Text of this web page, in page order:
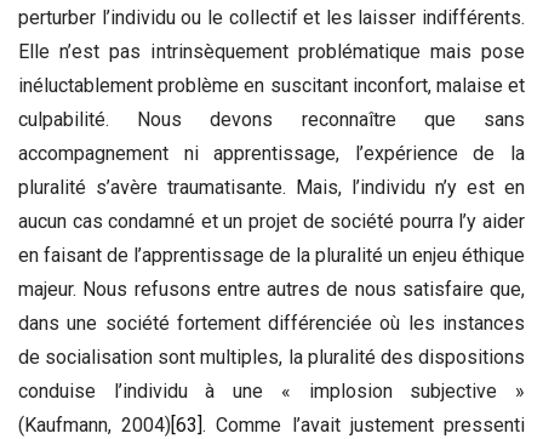
perturber l’individu ou le collectif et les laisser indifférents.
Elle n’est pas intrinsèquement problématique mais pose
inéluctablement problème en suscitant inconfort, malaise et
culpabilité. Nous devons reconnaître que sans
accompagnement ni apprentissage, l’expérience de la
pluralité s’avère traumatisante. Mais, l’individu n’y est en
aucun cas condamné et un projet de société pourra l’y aider
en faisant de l’apprentissage de la pluralité un enjeu éthique
majeur. Nous refusons entre autres de nous satisfaire que,
dans une société fortement différenciée où les instances
de socialisation sont multiples, la pluralité des dispositions
conduise l’individu à une « implosion subjective »
(Kaufmann, 2004) [63]. Comme l’avait justement pressenti